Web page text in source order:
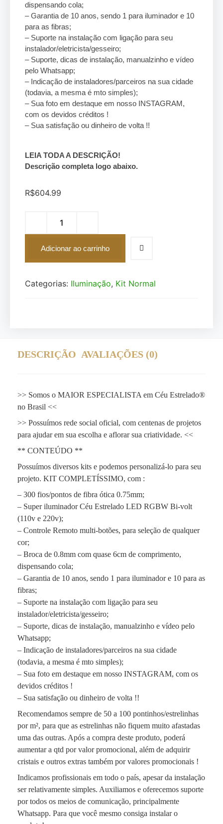
dispensando cola;
– Garantia de 10 anos, sendo 1 para iluminador e 10
para as fibras;
– Suporte na instalação com ligação para seu
instalador/eletricista/gesseiro;
– Suporte, dicas de instalação, manualzinho e vídeo
pelo Whatsapp;
– Indicação de instaladores/parceiros na sua cidade
(todavia, a mesma é mto simples);
– Sua foto em destaque em nosso INSTAGRAM,
com os devidos créditos !
– Sua satisfação ou dinheiro de volta !!
LEIA TODA A DESCRIÇÃO!
Descrição completa logo abaixo.
R$604.99
Adicionar ao carrinho
Categorias: Iluminação, Kit Normal
DESCRIÇÃO AVALIAÇÕES (0)
>> Somos o MAIOR ESPECIALISTA em Céu Estrelado®
no Brasil <<
>> Possuímos rede social oficial, com centenas de projetos
para ajudar em sua escolha e aflorar sua criatividade. <<
** CONTEÚDO **
Possuímos diversos kits e podemos personalizá-lo para seu
projeto. KIT COMPLETÍSSIMO, com :
– 300 fios/pontos de fibra ótica 0.75mm;
– Super iluminador Céu Estrelado LED RGBW Bi-volt
(110v e 220v);
– Controle Remoto multi-botões, para seleção de qualquer
cor;
– Broca de 0.8mm com quase 6cm de comprimento,
dispensando cola;
– Garantia de 10 anos, sendo 1 para iluminador e 10 para as
fibras;
– Suporte na instalação com ligação para seu
instalador/eletricista/gesseiro;
– Suporte, dicas de instalação, manualzinho e vídeo pelo
Whatsapp;
– Indicação de instaladores/parceiros na sua cidade
(todavia, a mesma é mto simples);
– Sua foto em destaque em nosso INSTAGRAM, com os
devidos créditos !
– Sua satisfação ou dinheiro de volta !!
Recomendamos sempre de 50 a 100 pontinhos/estrelinhas
por m², para que as estrelinhas não fiquem muito afastadas
uma das outras. Após a compra deste produto, poderá
aumentar a qtd por valor promocional, além de adquirir
cristais e outros extras também por valores promocionais !
Indicamos profissionais em todo o país, apesar da instalação
ser relativamente simples. Auxiliamos e oferecemos suporte
por todos os meios de comunicação, principalmente
Whatsapp. Para que você mesmo consiga instalar o